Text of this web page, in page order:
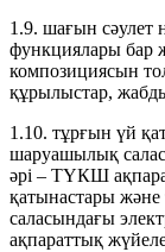
1.9. шағын
функциялары бар
композициясын
құрылыстар,
1.10. тұрғын үй
шаруашылық
әрі – ТҮКШ
қатынастары
саласындағы
ақпараттық